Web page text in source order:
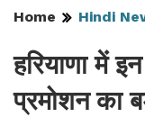
Home Hindi
हरियाणा में
प्रमोशन का